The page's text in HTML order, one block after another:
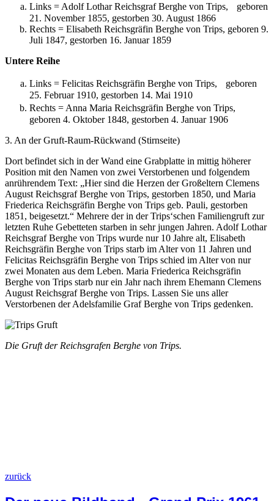
Links = Adolf Lothar Reichsgraf Berghe von Trips, geboren
21. November 1855, gestorben 30. August 1866
Rechts = Elisabeth Reichsgräfin Berghe von Trips, geboren 9.
Juli 1847, gestorben 16. Januar 1859
Untere Reihe
Links = Felicitas Reichsgräfin Berghe von Trips, geboren
25. Februar 1910, gestorben 14. Mai 1910
Rechts = Anna Maria Reichsgräfin Berghe von Trips,
geboren 4. Oktober 1848, gestorben 4. Januar 1906
3. An der Gruft-Raum-Rückwand (Stirnseite)
Dort befindet sich in der Wand eine Grabplatte in mittig höherer
Position mit den Namen von zwei Verstorbenen und folgendem
anrührendem Text: „Hier sind die Herzen der Großeltern Clemens
August Reichsgraf Berghe von Trips, gestorben 1850, und Maria
Friederica Reichsgräfin Berghe von Trips geb. Pauli, gestorben
1851, beigesetzt.“ Mehrere der in der Trips‘schen Familiengruft zur
letzten Ruhe Gebetteten starben in sehr jungen Jahren. Adolf Lothar
Reichsgraf Berghe von Trips wurde nur 10 Jahre alt, Elisabeth
Reichsgräfin Berghe von Trips starb im Alter von 11 Jahren und
Felicitas Reichsgräfin Berghe von Trips schied im Alter von nur
zwei Monaten aus dem Leben. Maria Friederica Reichsgräfin
Berghe von Trips starb nur ein Jahr nach ihrem Ehemann Clemens
August Reichsgraf Berghe von Trips. Lassen Sie uns aller
Verstorbenen der Adelsfamilie Graf Berghe von Trips gedenken.
Die Gruft der Reichsgrafen Berghe von Trips.
zurück